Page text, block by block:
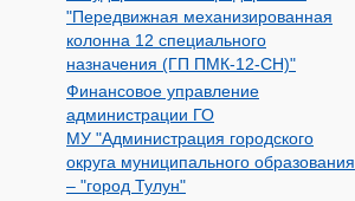
"Передвижная механизированная
колонна 12 специального
назначения (ГП ПМК-12-СН)"
Финансовое управление
администрации ГО
МУ "Администрация городского
округа муниципального образования
– "город Тулун"